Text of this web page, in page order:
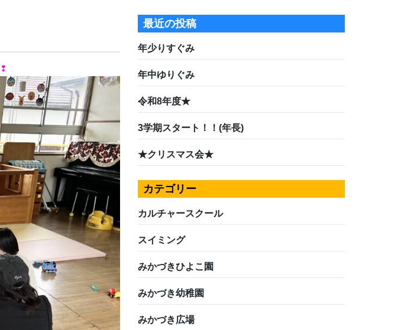
❢
最近の投稿
年少りすぐみ
年中ゆりぐみ
令和8年度★
3学期スタート！！(年長)
★クリスマス会★
カテゴリー
カルチャースクール
スイミング
みかづきひよこ園
みかづき幼稚園
みかづき広場